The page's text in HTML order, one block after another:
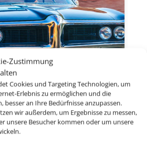
Zustimmung
Cookies und Targeting Technologien, um
Erlebnis zu ermöglichen und die
besser an Ihre Bedürfnisse anzupassen.
wir außerdem, um Ergebnisse zu messen,
unsere Besucher kommen oder um unsere
Mietwagen